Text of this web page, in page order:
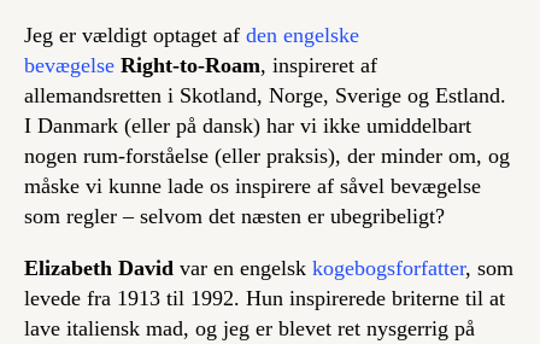
Jeg er vældigt optaget af den engelske
bevægelse Right-to-Roam, inspireret af
allemandsretten i Skotland, Norge, Sverige og Estland.
I Danmark (eller på dansk) har vi ikke umiddelbart
nogen rum-forståelse (eller praksis), der minder om, og
måske vi kunne lade os inspirere af såvel bevægelse
som regler – selvom det næsten er ubegribeligt?
Elizabeth David var en engelsk kogebogsforfatter, som
levede fra 1913 til 1992. Hun inspirerede briterne til at
lave italiensk mad, og jeg er blevet ret nysgerrig på